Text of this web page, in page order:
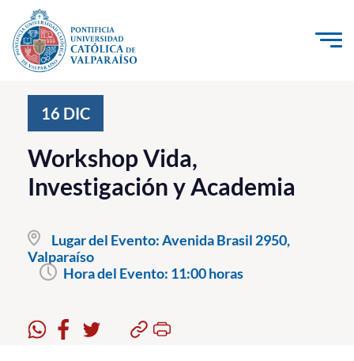
Click acá para ir directamente al contenido
Investigación, Creación e Innovación
PUCV Internacional
Vinculación con el Medio
Admisión
Pregrado
16 DIC
Workshop Vida,
Investigación y Academia
Lugar del Evento:Avenida Brasil 2950,
Valparaíso
Hora del Evento: 11:00 horas